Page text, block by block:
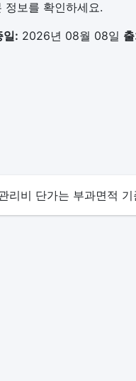
보를 확인하세요.
일: 2026년 08월 08일
리비 단가는 부과면적 기